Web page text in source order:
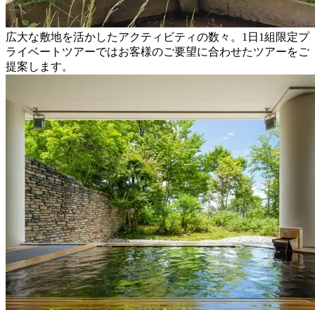
広大な敷地を活かしたアクティビティの数々。1日1組限定プ
ライベートツアーではお客様のご要望に合わせたツアーをご
提案します。